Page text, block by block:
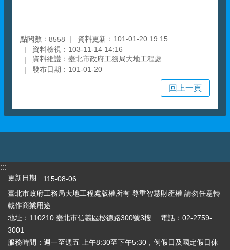
點閱數： 8558
資料更新：101-01-20 19:15
資料檢視：103-11-14 14:16
資料維護：臺北市政府工務局大地工程處
發布日期：101-01-20
回上一頁
:::
更新日期
115-08-06
臺北市政府工務局大地工程處版權所有 尊重智慧財產權 請勿任意轉
載作商業用途
地址：110210 臺北市信義區松德路300號3樓 電話：02-2759-
3001
服務時間：週一至週五 上午8:30至下午5:30，例假日及國定假日休